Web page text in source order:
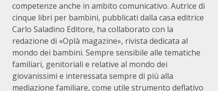
competenze anche in ambito comunicativo. Autrice di
cinque libri per bambini, pubblicati dalla casa editrice
Carlo Saladino Editore, ha collaborato con la
redazione di «Oplà magazine», rivista dedicata al
mondo dei bambini. Sempre sensibile alle tematiche
familiari, genitoriali e relative al mondo dei
giovanissimi e interessata sempre di più alla
mediazione familiare, come utile strumento deflativo